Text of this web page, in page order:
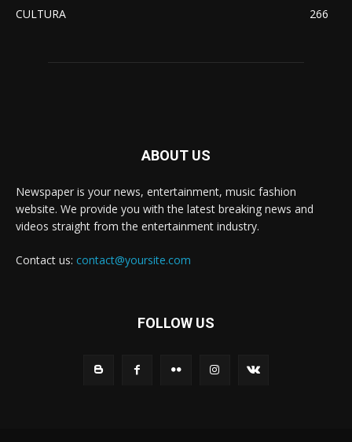
CULTURA
266
ABOUT US
Newspaper is your news, entertainment, music fashion
website. We provide you with the latest breaking news and
videos straight from the entertainment industry.
Contact us: contact@yoursite.com
FOLLOW US